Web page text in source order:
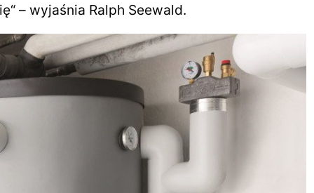
– wyjaśnia Ralph Seewald.